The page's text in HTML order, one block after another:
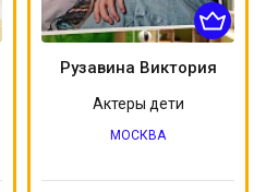
Рузавина Виктория
Актеры дети
МОСКВА